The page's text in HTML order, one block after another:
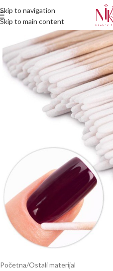
Skip to navigation
Skip to main content
Početna/Ostali materijal